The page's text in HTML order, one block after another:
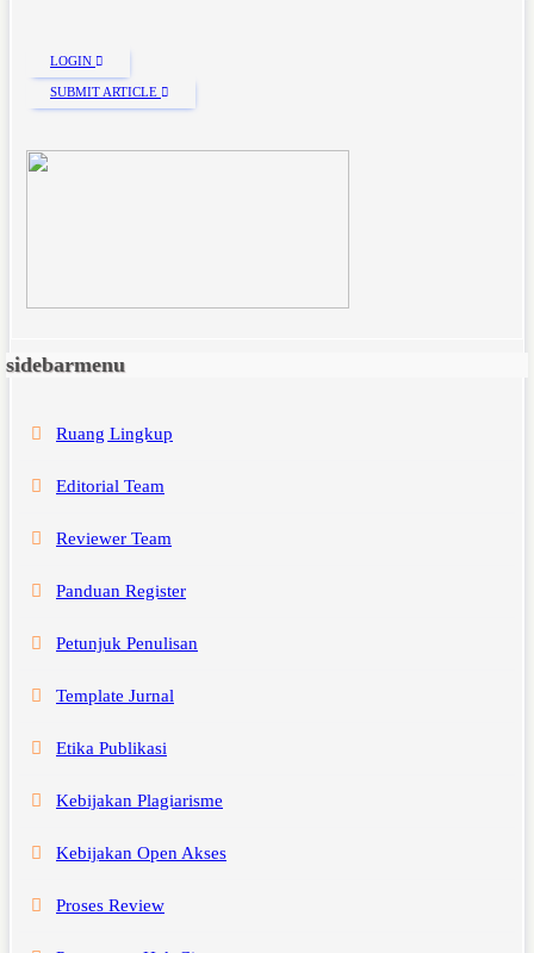
LOGIN
SUBMIT ARTICLE
sidebarmenu
Ruang Lingkup
Editorial Team
Reviewer Team
Panduan Register
Petunjuk Penulisan
Template Jurnal
Etika Publikasi
Kebijakan Plagiarisme
Kebijakan Open Akses
Proses Review